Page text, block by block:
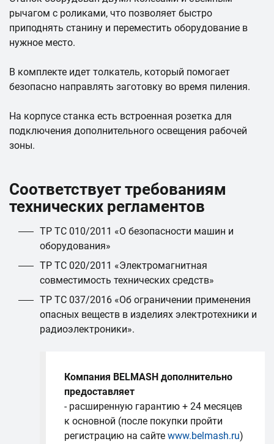
рычагом с роликами, что позволяет быстро
приподнять станину и переместить оборудование в
нужное место.
В комплекте идет толкатель, который помогает
безопасно направлять заготовку во время пиления.
На корпусе станка есть встроенная розетка для
подключения дополнительного освещения рабочей
зоны.
Соответствует требованиям
технических регламентов
ТР ТС 010/2011 «О безопасности машин и
оборудования»
ТР ТС 020/2011 «Электромагнитная
совместимость технических средств»
ТР ТС 037/2016 «Об ограничении применения
опасных веществ в изделиях электротехники и
радиоэлектроники».
Компания BELMASH дополнительно
предоставляет
- расширенную гарантию + 24 месяцев
к основной (после покупки пройти
регистрацию на сайте www.belmash.ru)